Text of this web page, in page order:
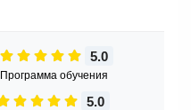
5.0
Программа обучения
5.0